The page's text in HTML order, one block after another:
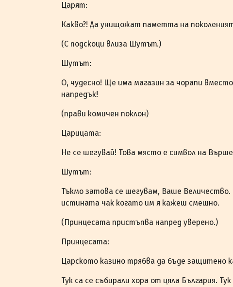
Царят:
Какво?! Да унищожат паметта на
(С подскоци влиза Шутът.)
Шутът:
О, чудесно! Ще има магазин за чорапи
напредък!
(прави комичен поклон)
Царицата:
Не се шегувай! Това място е символ на
Шутът:
Тъкмо затова се шегувам, Ваше
истината чак когато им я кажеш смешно.
(Принцесата пристъпва напред уверено.)
Принцесата:
Царското казино трябва да бъде защитено
Тук са се събирали хора от цяла България.